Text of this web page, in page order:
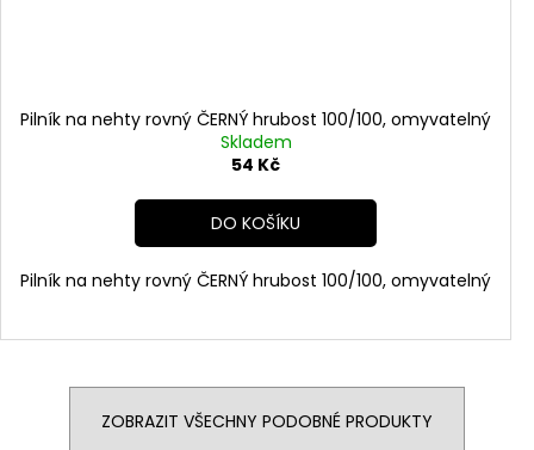
Pilník na nehty rovný ČERNÝ hrubost 100/100, omyvatelný
Skladem
54 Kč
DO KOŠÍKU
Pilník na nehty rovný ČERNÝ hrubost 100/100, omyvatelný
ZOBRAZIT VŠECHNY PODOBNÉ PRODUKTY